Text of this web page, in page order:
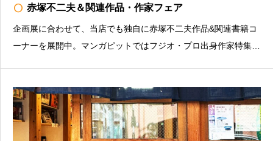
radio_button_unchecked 赤塚不二夫＆関連作品・作家フェア
企画展に合わせて、当店でも独自に赤塚不二夫作品&関連書籍コ
ーナーを展開中。マンガピットではフジオ・プロ出身作家特集